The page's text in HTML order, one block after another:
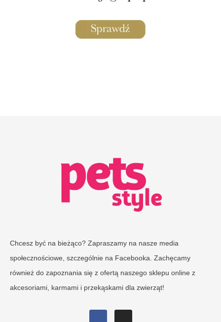
Chcesz być na bieżąco? Zapraszamy na nasze media
społecznościowe, szczególnie na Facebooka. Zachęcamy
również do zapoznania się z ofertą naszego sklepu online z
akcesoriami, karmami i przekąskami dla zwierząt!